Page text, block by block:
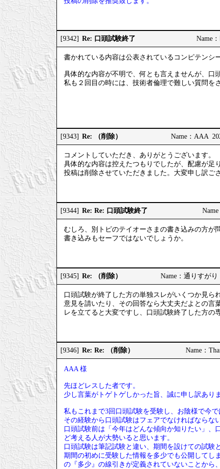
[9342] Re: 口頭試験終了 Name
書かれている内容は公表されているコンピテンシ
具体的な内容が不明で、何とも言えませんが、口
私も２回目の時には、技術者倫理で難しい質問を
[9343] Re: （削除） Name：AAA
コメントしていただき、ありがとうございます。
具体的な内容は控えたつもりでしたが、配慮が足
投稿は削除させていただきました。大変申し訳ご
[9344] Re: Re: 口頭試験終了
むしろ、別トピのテイオーさまの書き込みの方が
書き込みもセーフではないでしょうか。
[9345] Re: （削除） Name：通りすが
口頭試験が終了した方の単独スレがいくつか見ら
意見を請いたり、その回答なら大丈夫だよとの言
レを立てると大変ですし、口頭試験終了した方
[9346] Re: Re: （削除） Name：
AAA 様
先ほどレスした者です。
少し言葉がトゲトゲしかった旨、誠に申し訳あり
私もこれまで3回口頭試験を受験し、お陰様で今
その経験から口頭試験はフェアでなければならな
口頭試験前は「今年はどんな傾向か知りたい」
ど考える人が大勢いると思います。
口頭試験は筆記試験と違い、期間を設けての試験
期間の初めに受験した情報を多少でも公開してし
の『多少』の線引きが定義されていないことから